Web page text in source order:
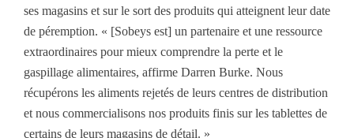
ses magasins et sur le sort des produits qui atteignent leur date
de péremption. « [Sobeys est] un partenaire et une ressource
extraordinaires pour mieux comprendre la perte et le
gaspillage alimentaires, affirme Darren Burke. Nous
récupérons les aliments rejetés de leurs centres de distribution
et nous commercialisons nos produits finis sur les tablettes de
certains de leurs magasins de détail. »